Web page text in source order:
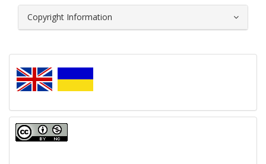
Copyright Information